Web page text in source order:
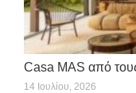
Casa MAS από
14 Ιουλίου, 2026